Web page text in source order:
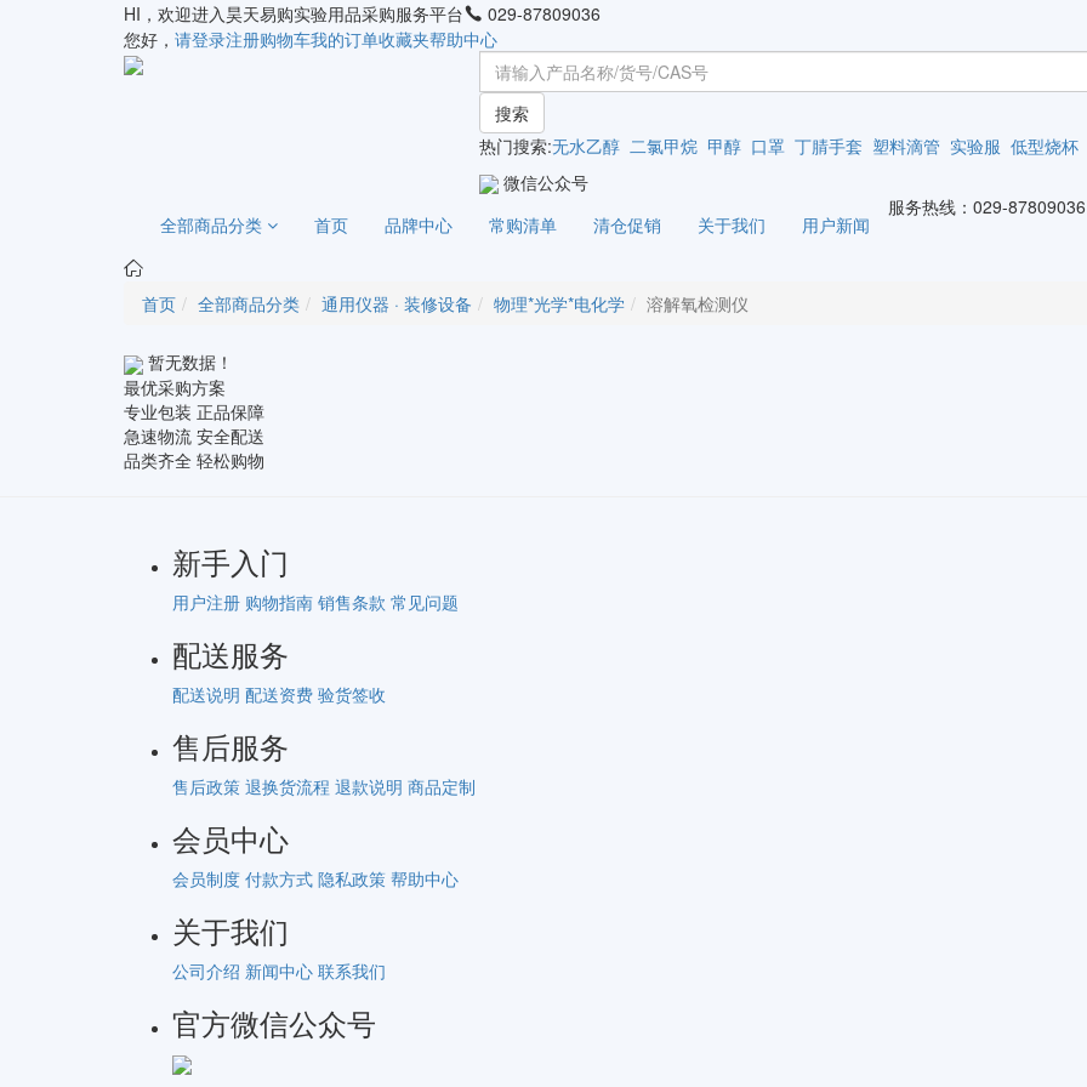
HI，欢迎进入昊天易购实验用品采购服务平台
029-87809036
您好， 请登录注册购物车我的订单收藏夹帮助中心
搜索
热门搜索:无水乙醇 二氯甲烷 甲醇 口罩 丁腈手套 塑料滴管 实验服 低型烧杯
微信公众号
全部商品分类
首页 品牌中心 常购清单 清仓促销 关于我们 用户新闻
服务热线： 029-87809036
首页 全部商品分类 通用仪器 · 装修设备 物理*光学*电化学 溶解氧检测仪
暂无数据！
最优采购方案
专业包装 正品保障
急速物流 安全配送
品类齐全 轻松购物
新手入门
用户注册 购物指南 销售条款 常见问题
配送服务
配送说明 配送资费 验货签收
售后服务
售后政策 退换货流程 退款说明 商品定制
会员中心
会员制度 付款方式 隐私政策 帮助中心
关于我们
公司介绍 新闻中心 联系我们
官方微信公众号